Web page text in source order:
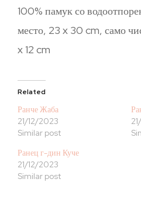
100% памук со
место, 23 x 30 cm, само
x 12 cm
Related
Ранче Жаба
21/12/2023
Similar post
Ранец г-дин Куче
21/12/2023
Similar post